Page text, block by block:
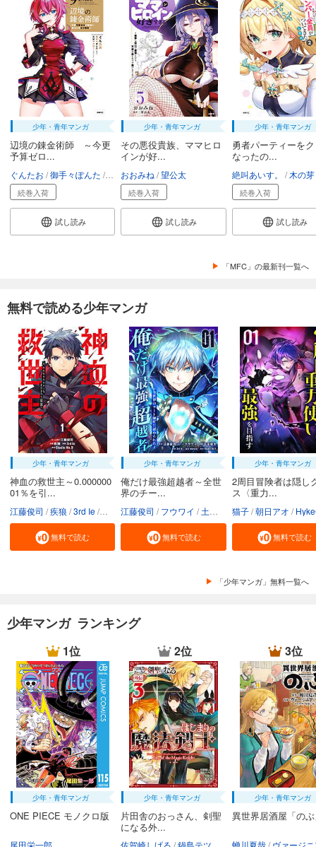
少年・青年マンガ
辺境の錬金術師 ～今更
予算ゼロ...
ぐんたお 御手々ぽんた 又市マタロー
続巻入荷
試し読み
少年・青年マンガ
その悪役貴族、ママヒロ
インが好...
おおみね 望公太
続巻入荷
試し読み
少年・青年マンガ
勇者パーティーを
なったの...
絶叫あいす。 木の芽
続巻入荷
試し読み
「MFC」の最新刊一覧へ
無料で読める少年マンガ
少年・青年マンガ
神血の救世主～0.000000
01％を引...
江藤俊司 疾狼 3rd Ie Studio No.9
無料で読む
少年・青年マンガ
俺だけ最強超越者～全世
界のチー...
江藤俊司 フウワイ 土田健太 3rd Ie maruco
無料で読む
少年・青年マンガ
2周目冒険者は隠し
ス〈重力...
猫子 朝日アオ
無料で読む
「少年マンガ」無料一覧へ
少年マンガ ランキング
1位
少年・青年マンガ
ONE PIECE モノクロ版
2位
少年・青年マンガ
片田舎のおっさん、剣聖
になる外...
3位
少年・青年マンガ
異世界居酒屋「の